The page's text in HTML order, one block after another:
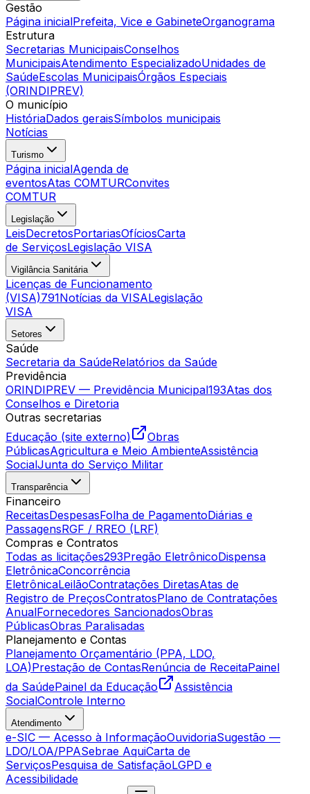
Gestão
Página inicialPrefeita, Vice e GabineteOrganograma
Estrutura
Secretarias MunicipaisConselhos
MunicipaisAtendimento EspecializadoUnidades de
SaúdeEscolas MunicipaisÓrgãos Especiais
(ORINDIPREV)
O município
HistóriaDados geraisSímbolos municipais
Notícias
Turismo
Página inicialAgenda de
eventosAtas COMTURConvites
COMTUR
Legislação
LeisDecretosPortariasOfíciosCarta
de ServiçosLegislação VISA
Vigilância Sanitária
Licenças de Funcionamento
(VISA)791Notícias da VISALegislação
VISA
Setores
Saúde
Secretaria da SaúdeRelatórios da Saúde
Previdência
ORINDIPREV — Previdência Municipal193Atas dos
Conselhos e Diretoria
Outras secretarias
Educação (site externo)
Obras
PúblicasAgricultura e Meio AmbienteAssistência
SocialJunta do Serviço Militar
Transparência
Financeiro
ReceitasDespesasFolha de PagamentoDiárias e
PassagensRGF / RREO (LRF)
Compras e Contratos
Todas as licitações293Pregão EletrônicoDispensa
EletrônicaConcorrência
EletrônicaLeilãoContratações DiretasAtas de
Registro de PreçosContratosPlano de Contratações
AnualFornecedores SancionadosObras
PúblicasObras Paralisadas
Planejamento e Contas
Planejamento Orçamentário (PPA, LDO,
LOA)Prestação de ContasRenúncia de ReceitaPainel
da SaúdePainel da Educação
Assistência
SocialControle Interno
Atendimento
e-SIC — Acesso à InformaçãoOuvidoriaSugestão —
LDO/LOA/PPASebrae AquiCarta de
ServiçosPesquisa de SatisfaçãoLGPD e
Acessibilidade